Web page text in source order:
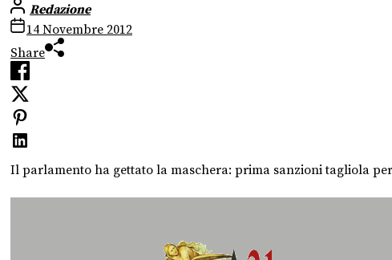
Redazione
14 Novembre 2012
Share
Il parlamento ha gettato la maschera: prima sanzioni tagliola